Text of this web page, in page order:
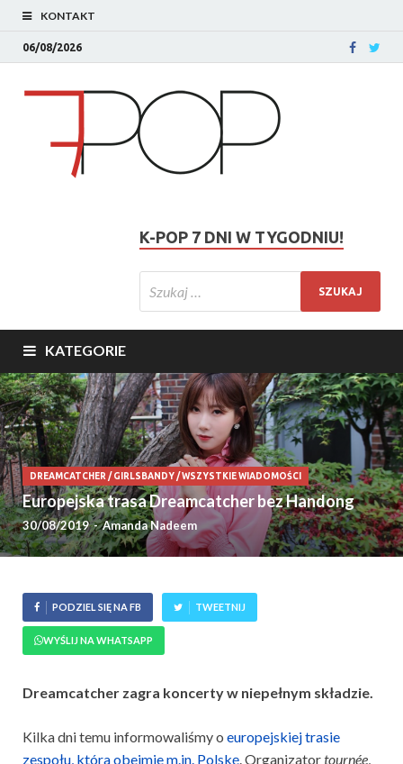
KONTAKT
06/08/2026
K-POP 7 DNI W TYGODNIU!
KATEGORIE
DREAMCATCHER /GIRLSBANDY/WSZYSTKIE WIADOMOŚCI
Europejska trasa Dreamcatcher bez Handong
30/08/2019-Amanda Nadeem
PODZIEL SIĘ NA FB TWEETNIJ
WYŚLIJ NA WHATSAPP
Dreamcatcher zagra koncerty w niepełnym składzie.
Kilka dni temu informowaliśmy o europejskiej trasie
zespołu, która obejmie m.in. Polskę. Organizatortournée,